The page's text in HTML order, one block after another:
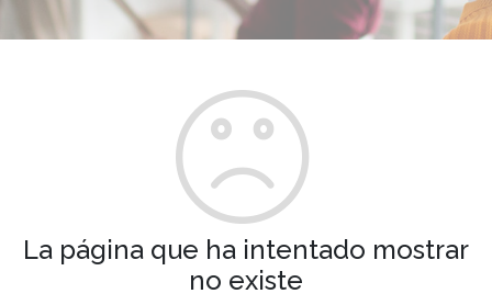
La página que ha intentado mostrar
no existe